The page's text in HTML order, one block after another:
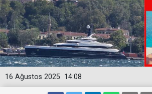
14:08
16 Ağustos 2025